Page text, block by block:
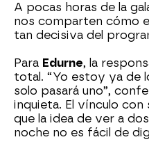
A pocas horas de la
nos comparten cómo
tan decisiva del
Para Edurne, la
total. “Yo estoy ya de
solo pasará uno”,
inquieta. El vínculo
que la idea de ver a
noche no es fácil de